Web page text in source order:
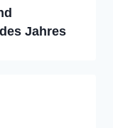
Jahres